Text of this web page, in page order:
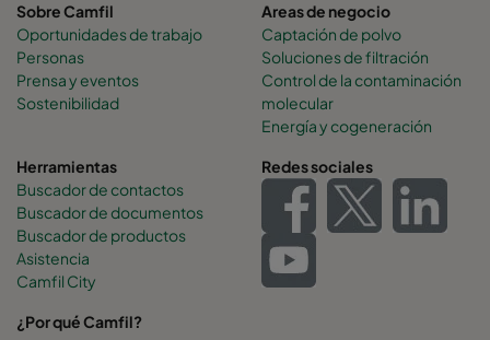
Sobre Camfil
Oportunidades de trabajo
Personas
Prensa y eventos
Sostenibilidad
Areas de negocio
Captación de polvo
Soluciones de filtración
Control de la contaminación
molecular
Energía y cogeneración
Herramientas
Buscador de contactos
Buscador de documentos
Buscador de productos
Asistencia
Camfil City
Redes sociales
¿Por qué Camfil?